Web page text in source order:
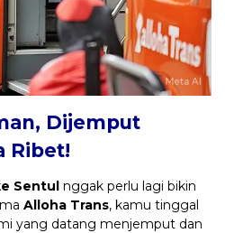
Dijemput
Ribet!
Sentul nggak perlu lagi bikin
Alloha Trans, kamu tinggal
yang datang menjemput dan